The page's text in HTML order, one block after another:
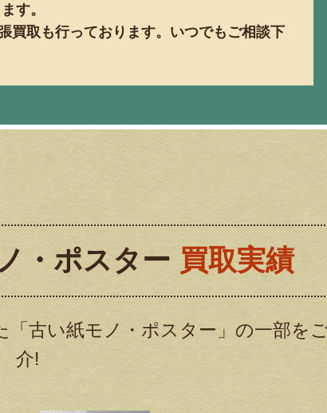
す。
買取も行っております。いつでもご相談下
・ポスター 買取実績
古い紙モノ・ポスター」の一部を
介!